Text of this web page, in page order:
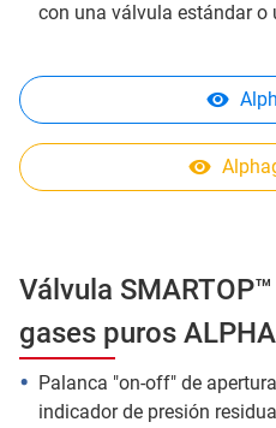
con una válvula estándar o
Válvula
gases puros
Palanca "on-off" de
indicador de presión